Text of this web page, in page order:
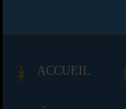
ACCUEIL